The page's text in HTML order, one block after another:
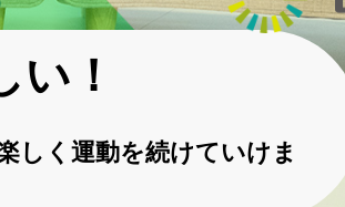
！
しく運動を続けていけま